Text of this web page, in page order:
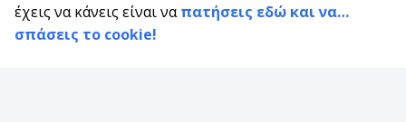
έχεις να κάνεις είναι ναπατήσεις εδώ και να…
σπάσεις το cookie!